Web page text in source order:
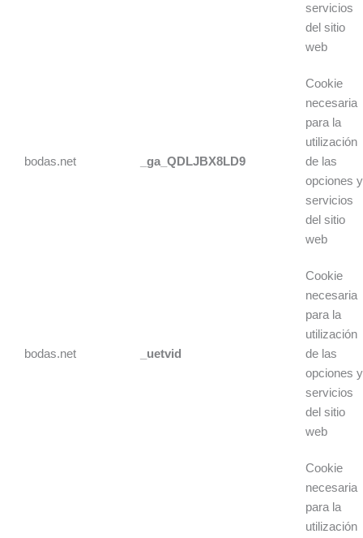
servicios
del sitio
web
bodas.net _ga_QDLJBX8LD9
Cookie
necesaria
para la
utilización
de las
opciones y
servicios
del sitio
web
bodas.net _uetvid
Cookie
necesaria
para la
utilización
de las
opciones y
servicios
del sitio
web
Cookie
necesaria
para la
utilización